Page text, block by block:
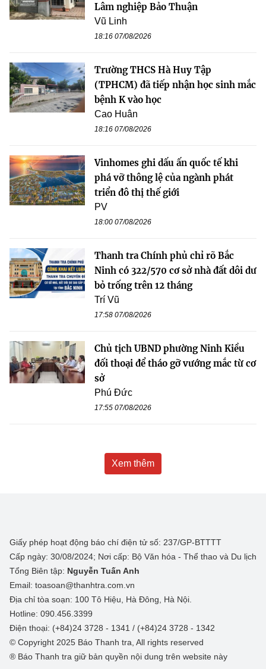
Lâm nghiệp Bảo Thuận
Vũ Linh
18:16 07/08/2026
Trường THCS Hà Huy Tập
(TPHCM) đã tiếp nhận học sinh mắc
bệnh K vào học
Cao Huân
18:16 07/08/2026
Vinhomes ghi dấu ấn quốc tế khi
phá vỡ thông lệ của ngành phát
triển đô thị thế giới
PV
18:00 07/08/2026
Thanh tra Chính phủ chỉ rõ Bắc
Ninh có 322/570 cơ sở nhà đất dôi dư
bỏ trống trên 12 tháng
Trí Vũ
17:58 07/08/2026
Chủ tịch UBND phường Ninh Kiều
đối thoại để tháo gỡ vướng mắc từ cơ
sở
Phú Đức
17:55 07/08/2026
Xem thêm
Giấy phép hoạt động báo chí điện tử số: 237/GP-BTTTT
Cấp ngày: 30/08/2024; Nơi cấp: Bộ Văn hóa - Thể thao và Du lịch
Tổng Biên tập: Nguyễn Tuấn Anh
Email: toasoan@thanhtra.com.vn
Địa chỉ tòa soạn: 100 Tô Hiệu, Hà Đông, Hà Nội.
Hotline: 090.456.3399
Điện thoại: (+84)24 3728 - 1341 / (+84)24 3728 - 1342
© Copyright 2025 Báo Thanh tra, All rights reserved
® Báo Thanh tra giữ bản quyền nội dung trên website này